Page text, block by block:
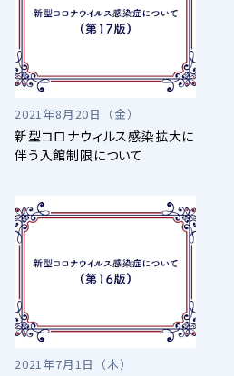
2021年8月20日（金）
新型コロナウィルス感染拡大に
伴う入館制限について
2021年7月1日（木）